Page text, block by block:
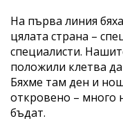
На първа линия
цялата страна –
специалисти.
положили клетва
Бяхме там ден и
откровено – много
бъдат.